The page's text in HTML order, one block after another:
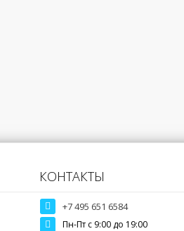
КОНТАКТЫ
+7 495 651 6584
Пн-Пт c 9:00 до 19:00